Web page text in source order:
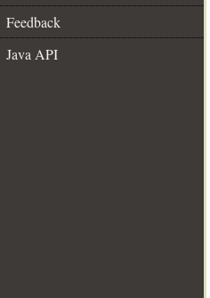
Feedback
Java API